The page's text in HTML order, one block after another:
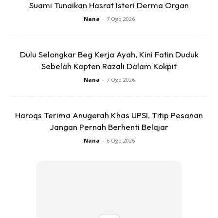
maaf dan senyum.
bersalaman.
tu. Ini cara terakhir, pasti orang itu tidak akan cuba salam
dengan anda di waktu yang lain.
Suami Tunaikan Hasrat Isteri Derma Organ
Nana - 7 Ogo 2026
Dulu Selongkar Beg Kerja Ayah, Kini Fatin Duduk
Sebelah Kapten Razali Dalam Kokpit
Nana - 7 Ogo 2026
Haroqs Terima Anugerah Khas UPSI, Titip Pesanan
Jangan Pernah Berhenti Belajar
Nana - 6 Ogo 2026